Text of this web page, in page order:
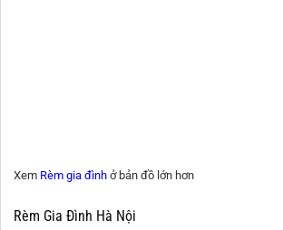
Xem Rèm gia đình ở bản đồ lớn hơn
Rèm Gia Đình Hà Nội